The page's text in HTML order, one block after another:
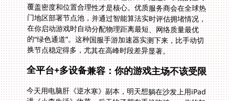
换节点稳定得多，尤其在高峰时段差异显著。
全平台+多设备兼容：你的游戏主场不该受限
今天用电脑肝《逆水寒》副本，明天想躺在沙发上用iPad
进《小森生活》收菜，后天约了朋友手机吃鸡——你的加
速器得无缝跟上。真正面向玩家的方案必须打通壁垒，支
持从Windows、macOS到Android、iOS的全平台覆
盖，并允许同一账号在多个设备间自由切换甚至同时在
线。当你问“在国外还能打逆水寒吗”，答案不仅仅取决于
服务器是否开着，更取决于你是否能在任何一台手边的设